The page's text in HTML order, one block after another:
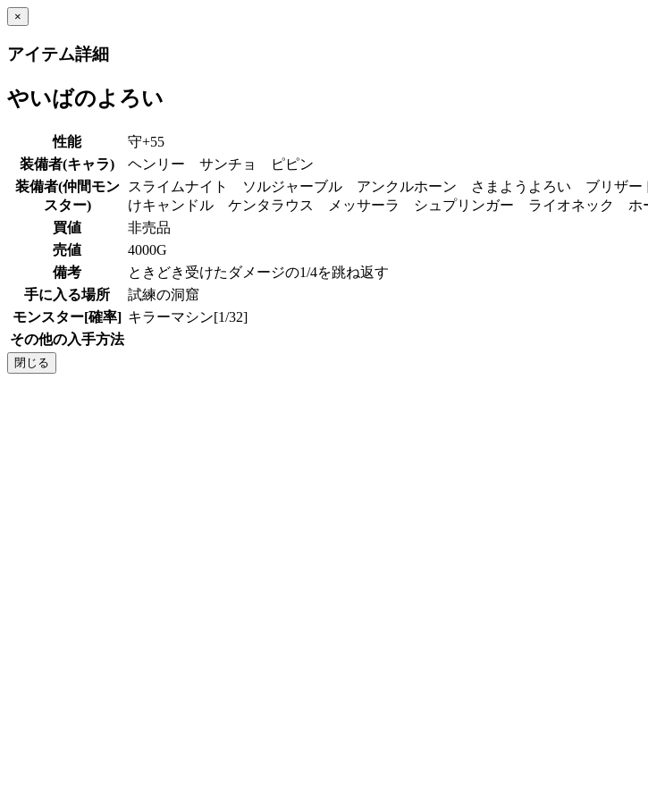
×
アイテム詳細
やいばのよろい
性能
守+55
装備者(キャラ)
ヘンリー サンチョ ピピン
装備者(仲間モン
スター)
スライムナイト ソルジャーブル アンクルホーン さまようよろい ブリ
けキャンドル ケンタラウス メッサーラ シュプリンガー ライオネック ホ
買値
非売品
売値
4000G
備考
ときどき受けたダメージの1/4を跳ね返す
手に入る場所
試練の洞窟
モンスター[確率] キラーマシン[1/32]
その他の入手方法
閉じる